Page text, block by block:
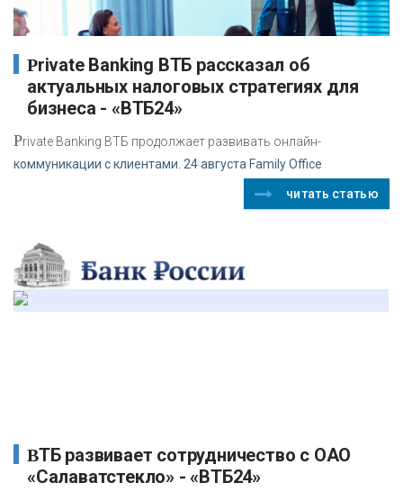
Private Banking ВТБ рассказал об
актуальных налоговых стратегиях для
бизнеса - «ВТБ24»
Private Banking ВТБ продолжает развивать онлайн-
коммуникации с клиентами. 24 августа Family Office
читать статью
ВТБ развивает сотрудничество с ОАО
«Салаватстекло» - «ВТБ24»